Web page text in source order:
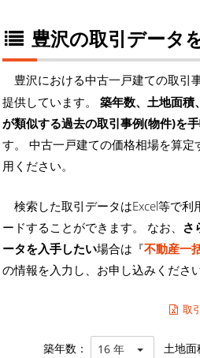
豊沢の取引データ
豊沢における中古一戸建ての取引
提供しています。 築年数、土地面積
が類似する過去の取引事例(物件)を
す。 中古一戸建ての価格相場を算
用ください。
検索した取引データはExcel等で利
ードすることができます。 なお、 さ
ータを入手したい場合は『不動産一
の情報を入力し、お申し込みください
取
築年数： 16 年 土地面